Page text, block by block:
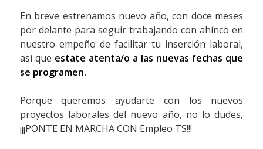
En breve estrenamos nuevo año, con doce meses
por delante para seguir trabajando con ahínco en
nuestro empeño de facilitar tu inserción laboral,
así que estate atenta/o a las nuevas fechas que
se programen.
Porque queremos ayudarte con los nuevos
proyectos laborales del nuevo año, no lo dudes,
¡¡¡PONTE EN MARCHA CON Empleo TS!!!